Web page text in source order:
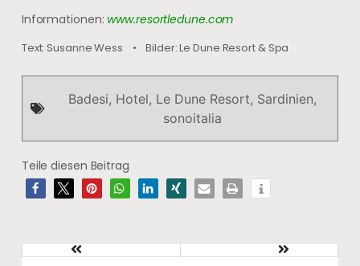
Informationen:www.resortledune.com
Text: Susanne Wess • Bilder: Le Dune Resort & Spa
Badesi, Hotel, Le Dune Resort, Sardinien,
sonoitalia
Teile diesen Beitrag